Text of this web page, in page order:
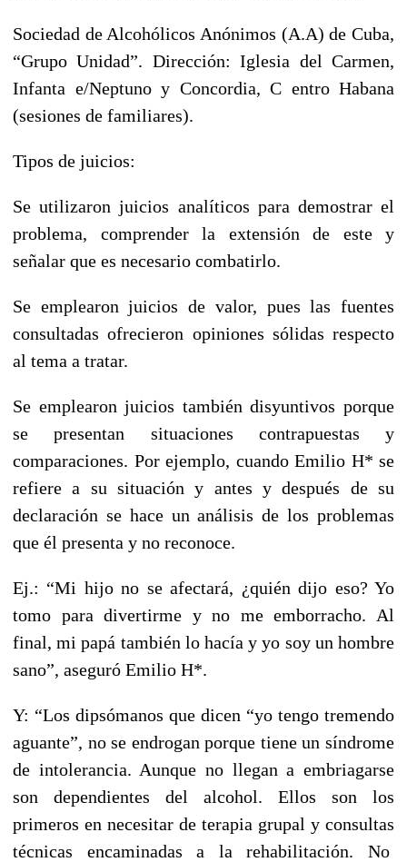
Sociedad de Alcohólicos Anónimos (A.A) de Cuba,
“Grupo Unidad”. Dirección: Iglesia del Carmen,
Infanta e/Neptuno y Concordia, C entro Habana
(sesiones de familiares).
Tipos de juicios:
Se utilizaron juicios analíticos para demostrar el
problema, comprender la extensión de este y
señalar que es necesario combatirlo.
Se emplearon juicios de valor, pues las fuentes
consultadas ofrecieron opiniones sólidas respecto
al tema a tratar.
Se emplearon juicios también disyuntivos porque
se presentan situaciones contrapuestas y
comparaciones. Por ejemplo, cuando Emilio H* se
refiere a su situación y antes y después de su
declaración se hace un análisis de los problemas
que él presenta y no reconoce.
Ej.: “Mi hijo no se afectará, ¿quién dijo eso? Yo
tomo para divertirme y no me emborracho. Al
final, mi papá también lo hacía y yo soy un hombre
sano”, aseguró Emilio H*.
Y: “Los dipsómanos que dicen “yo tengo tremendo
aguante”, no se endrogan porque tiene un síndrome
de intolerancia. Aunque no llegan a embriagarse
son dependientes del alcohol. Ellos son los
primeros en necesitar de terapia grupal y consultas
técnicas encaminadas a la rehabilitación. No